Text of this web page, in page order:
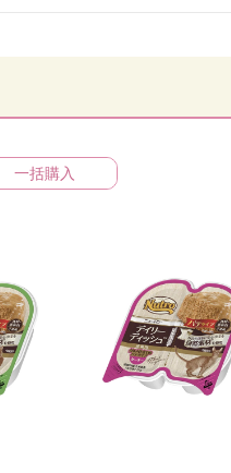
一括購入